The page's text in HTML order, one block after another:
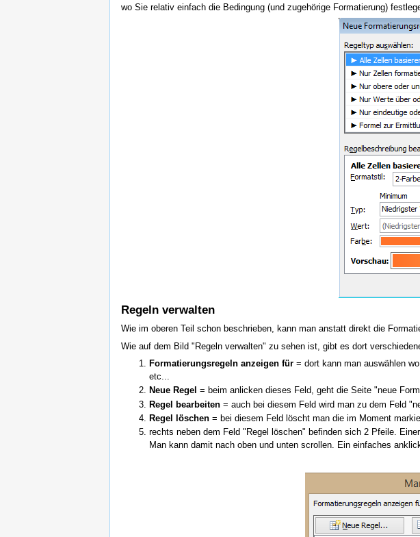
wo Sie relativ einfach die Bedingung (und zugehörige Formatierung)
Regeln verwalten
Wie im oberen Teil schon beschrieben, kann man anstatt direkt die
Wie auf dem Bild "Regeln verwalten" zu sehen ist, gibt es dort
Formatierungsregeln anzeigen für= dort kann man auswählen
etc...
Neue Regel = beim anlicken dieses Feld, geht die Seite "neue
Regel bearbeiten= auch bei diesem Feld wird man zu dem Feld
Regel löschen= bei diesem Feld löscht man die im Moment
rechts neben dem Feld "Regel löschen" befinden sich 2 Pfeile.
Man kann damit nach oben und unten scrollen. Ein einfaches